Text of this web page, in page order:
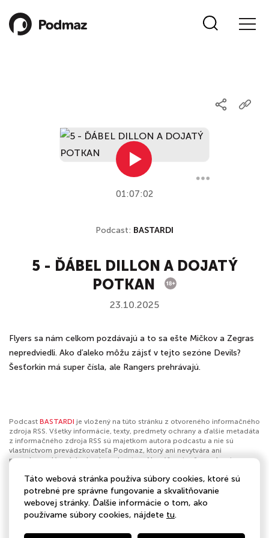
01:07:02
Podcast: BASTARDI
5 - ĎÁBEL DILLON A DOJATÝ
POTKAN
23.10.2025
Flyers sa nám celkom pozdávajú a to sa ešte Mičkov a Zegras
nepredviedli. Ako ďaleko môžu zájsť v tejto sezóne Devils?
Šesťorkin má super čísla, ale Rangers prehrávajú.
Podcast BASTARDI je vložený na túto stránku z otvoreného informačného
zdroja RSS. Všetky informácie, texty, predmety ochrany a ďalšie metadáta
z informačného zdroja RSS sú majetkom autora podcastu a nie sú
vlastníctvom prevádzkovateľa Podmaz, ktorý ani nevytvára ani
nezodpovedá za ich obsah podcastov. Ak máš za to, že podcast
obsah. Ak je toto tvoj podcast a chceš získať kontrolu nad týmto profilom
klikni sem.
Autor:BAUER MEDIA Slovakia
Táto webová stránka používa súbory cookies, ktoré sú
potrebné pre správne fungovanie a skvalitňovanie
webovej stránky. Ďalšie informácie o tom, ako
používame súbory cookies, nájdete tu.